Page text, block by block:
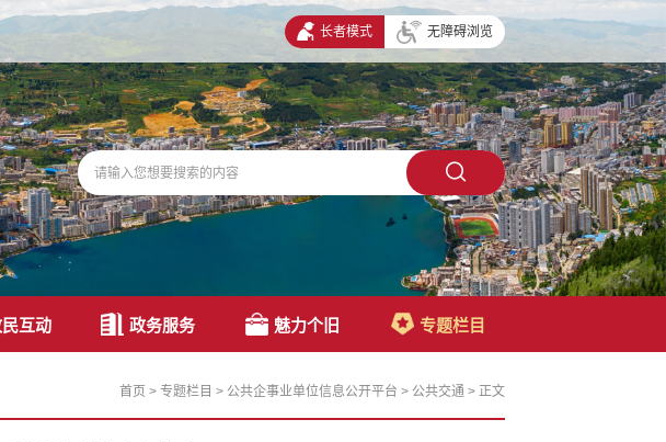
长者模式 无障碍浏览
互动 政务服务 魅力个旧 专题栏目
首页 > 专题栏目 > 公共企事业单位信息公开平台 > 公共交通 > 正文